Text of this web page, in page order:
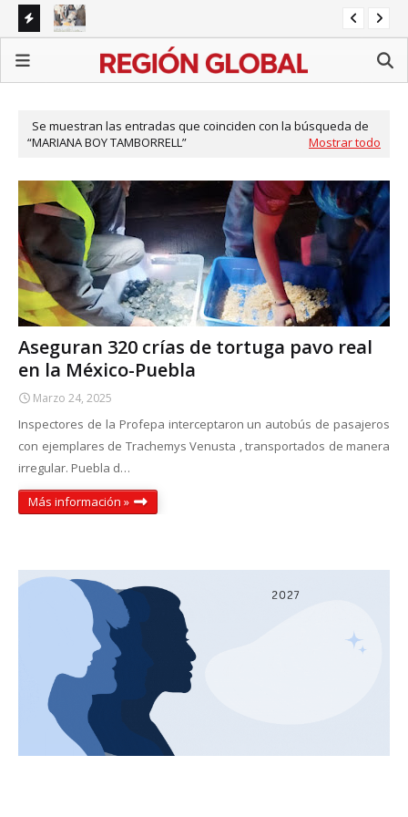
Inicia BUAP inscripciones para 23 mil estudiantes de
nuevo ingreso
Michoacán recibe 1,557 militares y guardias ante alerta
de EU por aguacate
Se muestran las entradas que coinciden con la búsqueda de
MARIANA BOY TAMBORRELL
Mostrar todo
Aseguran 320 crías de tortuga pavo real
en la México-Puebla
Marzo 24, 2025
Inspectores de la Profepa interceptaron un autobús de pasajeros
con ejemplares de Trachemys Venusta , transportados de manera
irregular. Puebla d…
Más información »